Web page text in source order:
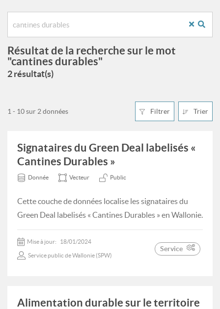
Résultat de la recherche sur le mot
"cantines durables"
2 résultat(s)
Filtrer Trier
1 - 10 sur 2 données
Signataires du Green Deal labelisés «
Cantines Durables »
Donnée Vecteur Public
Cette couche de données localise les signataires du
Green Deal labelisés « Cantines Durables » en Wallonie.
Mise à jour: 18/01/2024
Service public de Wallonie (SPW)
Service
Alimentation durable sur le territoire